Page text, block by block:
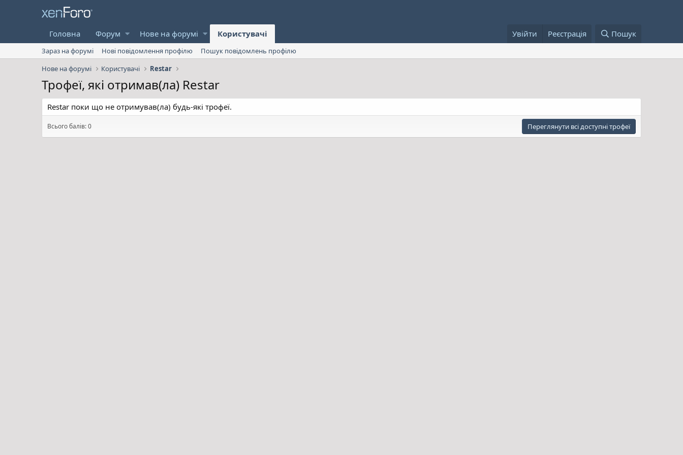
Головна Форум Нове на форумі Користувачі Увійти Реєстрація Пошук
Зараз на форумі Нові повідомлення профілю
Пошук повідомлень профілю
Нове на форумі
Користувачі Restar
Трофеї, які отримав(ла) Restar
Restar поки що не отримував(ла) будь-які трофеї.
Всього балів: 0 Переглянути всі доступні трофеї